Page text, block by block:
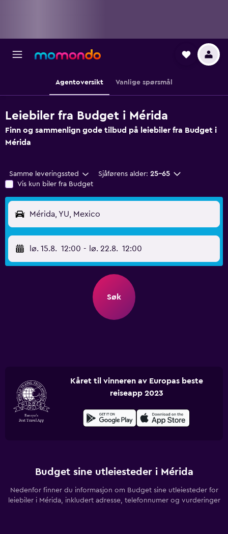
Agentoversikt Vanlige spørsmål
Leiebiler fra Budget i Mérida
Finn og sammenlign gode tilbud på leiebiler fra Budget i
Mérida
Samme leveringssted Sjåførens alder: 25–65
Vis kun biler fra Budget
Mérida, YU, Mexico
lø. 15.8. 12:00 - lø. 22.8. 12:00
Søk
Kåret til vinneren av Europas beste
reiseapp 2023
Budget sine utleiesteder i Mérida
Nedenfor finner du informasjon om Budget sine utleiesteder for
leiebiler i Mérida, inkludert adresse, telefonnumer og vurderinger